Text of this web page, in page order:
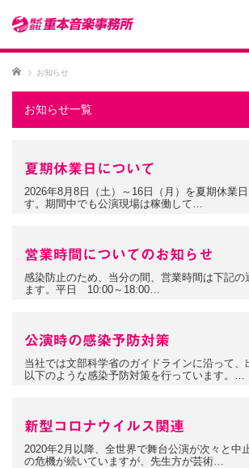
ホーム お知らせ
お知らせ一覧
夏期休業日について
2026年8月8日（土）～16日（月）を夏期休業
す。期間中でも公演現場は稼働して…
営業時間についてのお知らせ
感染防止のため、当分の間、営業時間は下記の
ます。平日 10:00～18:00…
公演時の感染予防対策
当社では文部科学省のガイドラインに沿って、
以下のような感染予防対策を行っています。…
新型コロナウイルス関連
2020年2月以降、全世界で舞台公演が次々と中
の危機が続いていますが、先生方が芸術…